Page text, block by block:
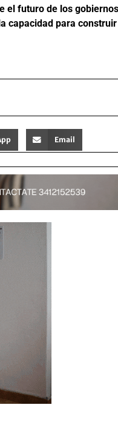
el futuro de los gobiernos
capacidad para construir
Email